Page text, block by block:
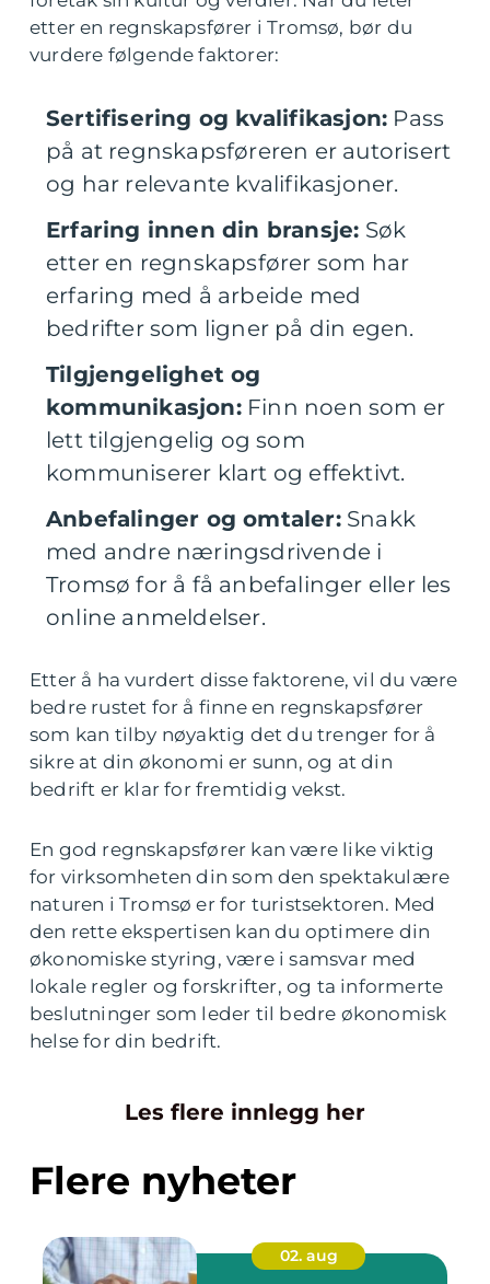
etter en regnskapsfører i Tromsø, bør du
vurdere følgende faktorer:
Sertifisering og kvalifikasjon: Pass
på at regnskapsføreren er autorisert
og har relevante kvalifikasjoner.
Erfaring innen din bransje: Søk
etter en regnskapsfører som har
erfaring med å arbeide med
bedrifter som ligner på din egen.
Tilgjengelighet og
kommunikasjon:Finn noen som er
lett tilgjengelig og som
kommuniserer klart og effektivt.
Anbefalinger og omtaler:Snakk
med andre næringsdrivende i
Tromsø for å få anbefalinger eller les
online anmeldelser.
Etter å ha vurdert disse faktorene, vil du være
bedre rustet for å finne en regnskapsfører
som kan tilby nøyaktig det du trenger for å
sikre at din økonomi er sunn, og at din
bedrift er klar for fremtidig vekst.
En god regnskapsfører kan være like viktig
for virksomheten din som den spektakulære
naturen i Tromsø er for turistsektoren. Med
den rette ekspertisen kan du optimere din
økonomiske styring, være i samsvar med
lokale regler og forskrifter, og ta informerte
beslutninger som leder til bedre økonomisk
helse for din bedrift.
Les flere innlegg her
Flere nyheter
02. aug